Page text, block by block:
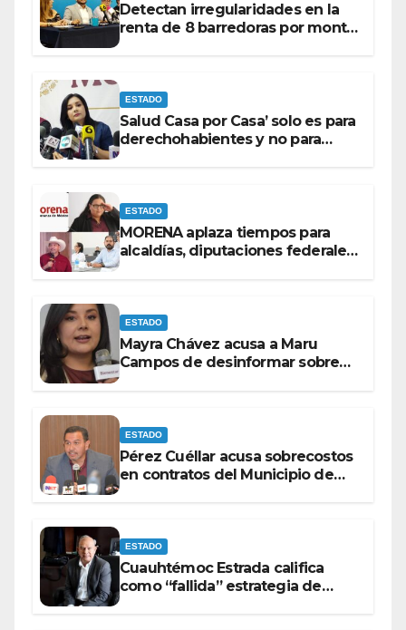
Detectan irregularidades en la
renta de 8 barredoras por monto
ESTADO
Salud Casa por Casa’ solo es para
derechohabientes y no para
ESTADO
MORENA aplaza tiempos para
alcaldías, diputaciones federales
ESTADO
Mayra Chávez acusa a Maru
Campos de desinformar sobre
ESTADO
Pérez Cuéllar acusa sobrecostos
en contratos del Municipio de
ESTADO
Cuauhtémoc Estrada califica
como “fallida” estrategia de